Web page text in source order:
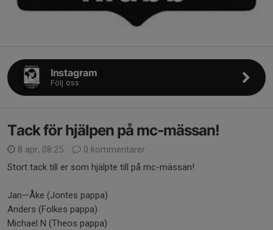
Instagram
Följ oss
Tack för hjälpen på mc-mässan!
8 apr, 08:25
0 kommentarer
Stort tack till er som hjälpte till på mc-mässan!
Jan—Åke (Jontes pappa)
Anders (Folkes pappa)
Michael N (Theos pappa)